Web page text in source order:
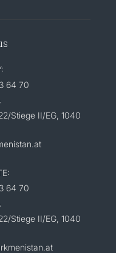
64 70
Stiege II/EG, 1040
64 70
Stiege II/EG, 1040